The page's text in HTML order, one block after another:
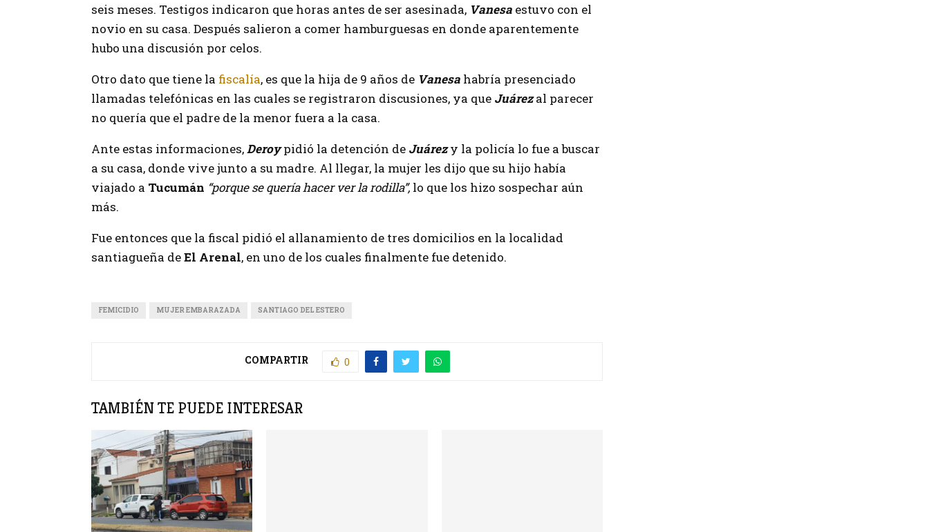
seis meses. Testigos indicaron que horas antes de ser asesinada, Vanesa estuvo con el
novio en su casa. Después salieron a comer hamburguesas en donde aparentemente
hubo una discusión por celos.
Otro dato que tiene la fiscalía, es que la hija de 9 años de Vanesa habría presenciado
llamadas telefónicas en las cuales se registraron discusiones, ya que Juárezal parecer
no quería que el padre de la menor fuera a la casa.
Ante estas informaciones,Deroypidió la detención de Juárezy la policía lo fue a buscar
a su casa, donde vive junto a su madre. Al llegar, la mujer les dijo que su hijo había
viajado a Tucumán “porque se quería hacer ver la rodilla”, lo que los hizo sospechar aún
más.
Fue entonces que la fiscal pidió el allanamiento de tres domicilios en la localidad
santiagueña deEl Arenal, en uno de los cuales finalmente fue detenido.
FEMICIDIO MUJER EMBARAZADA SANTIAGO DEL ESTERO
COMPARTIR 0
TAMBIÉN TE PUEDE INTERESAR